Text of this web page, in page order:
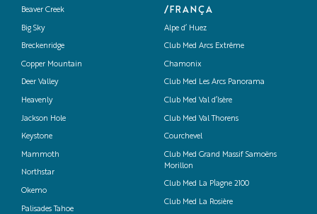
Beaver Creek
Big Sky
Breckenridge
Copper Mountain
Deer Valley
Heavenly
Jackson Hole
Keystone
Mammoth
Northstar
Okemo
Palisades Tahoe
/FRANÇA
Alpe d’ Huez
Club Med Arcs Extrême
Chamonix
Club Med Les Arcs Panorama
Club Med Val d’Isère
Club Med Val Thorens
Courchevel
Club Med Grand Massif Samoëns
Morillon
Club Med La Plagne 2100
Club Med La Rosière